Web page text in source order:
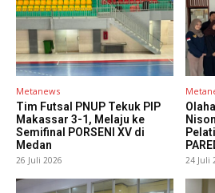
Metanews
Tim Futsal PNUP Tekuk PIP
Makassar 3-1, Melaju ke
Semifinal PORSENI XV di
Medan
26 Juli 2026 24 Juli